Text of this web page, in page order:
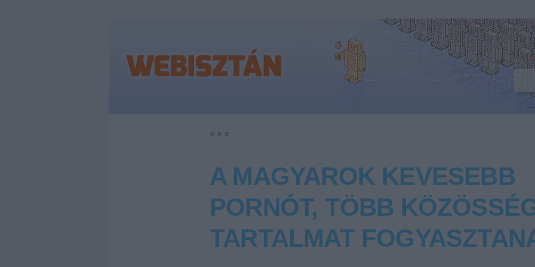
A MAGYAROK KEVESEBB
PORNÓT, TÖBB
TARTALMAT